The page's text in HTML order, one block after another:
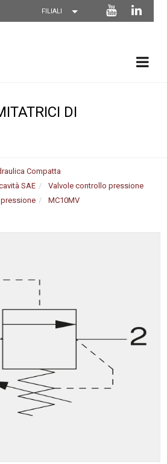
DI
Compatta
SAE
Valvole controllo pressione
MC10MV